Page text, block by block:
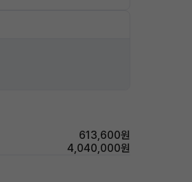
613,600원
4,040,000원